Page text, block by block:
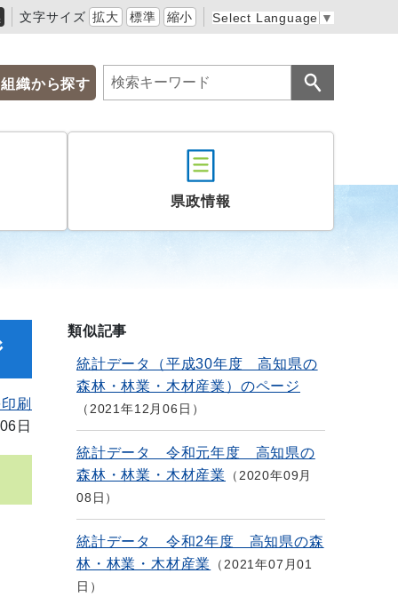
文字サイズ 拡大 標準 縮小 Select Language ▼
組織から探す
県政情報
刷
日
類似記事
統計データ（平成30年度 高知県の
森林・林業・木材産業）のページ
2021年12月06日
統計データ 令和元年度 高知県の
森林・林業・木材産業
2020年09月
08日
統計データ 令和2年度 高知県の森
林・林業・木材産業
2021年07月01
日